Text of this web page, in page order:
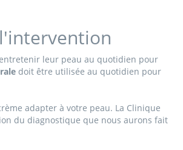
leur peau au quotidien pour
doit être utilisée au quotidien pour
adapter à votre peau. La Clinique
du diagnostique que nous aurons fait